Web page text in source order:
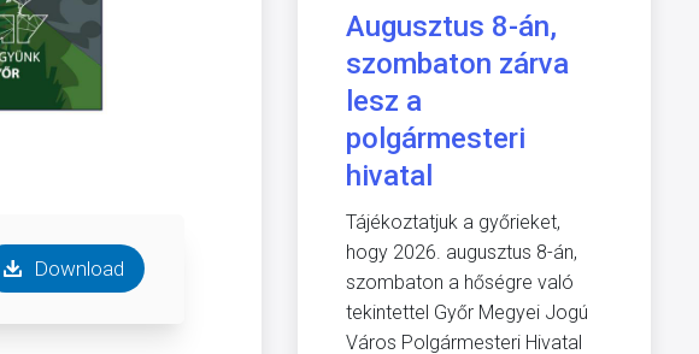
Download
Augusztus 8-án,
szombaton zárva
lesz a
polgármesteri
hivatal
Tájékoztatjuk a győrieket,
hogy 2026. augusztus 8-án,
szombaton a hőségre való
tekintettel Győr Megyei Jogú
Város Polgármesteri Hivatal